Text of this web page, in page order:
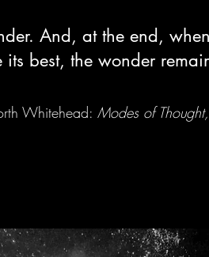
And, at the end,
its best, the wonder
Whitehead: Modes of Thought,